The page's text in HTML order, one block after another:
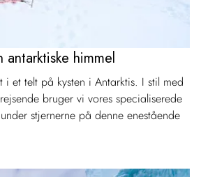
himmel
i et telt på kysten i Antarktis. I stil med
bruger vi vores specialiserede
stjernerne på denne enestående